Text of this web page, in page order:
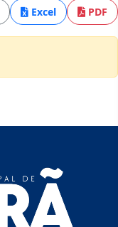
Excel PDF